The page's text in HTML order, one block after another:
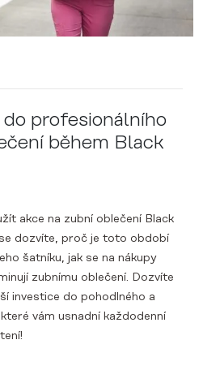
profesionálního
během Black
akce na zubní oblečení Black
dozvíte, proč je toto období
šatníku, jak se na nákupy
zubnímu oblečení. Dozvíte
investice do pohodlného a
vám usnadní každodenní